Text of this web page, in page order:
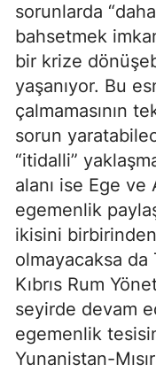
sorunlarda
bahsetmek
bir krize
yaşanıyor. Bu
çalmamasının
sorun
“itidalli”
alanı ise Ege ve
egemenlik
ikisini
olmayacaksa da
Kıbrıs Rum
seyirde devam
egemenlik
Yunanistan-